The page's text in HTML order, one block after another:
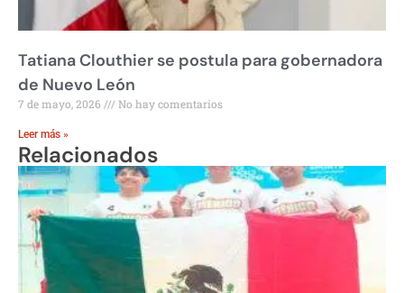
Tatiana Clouthier se postula para gobernadora
de Nuevo León
7 de mayo, 2026 No hay comentarios
Leer más »
Relacionados